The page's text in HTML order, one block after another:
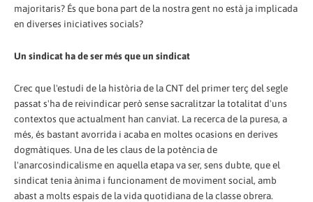
majoritaris? És que bona part de la nostra gent no està ja implicada
en diverses iniciatives socials?
Un sindicat ha de ser més que un sindicat
Crec que l'estudi de la història de la CNT del primer terç del segle
passat s'ha de reivindicar però sense sacralitzar la totalitat d'uns
contextos que actualment han canviat. La recerca de la puresa, a
més, és bastant avorrida i acaba en moltes ocasions en derives
dogmàtiques. Una de les claus de la potència de
l'anarcosindicalisme en aquella etapa va ser, sens dubte, que el
sindicat tenia ànima i funcionament de moviment social, amb
abast a molts espais de la vida quotidiana de la classe obrera.